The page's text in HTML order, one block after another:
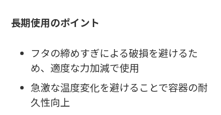
長期使用のポイント
フタの締めすぎによる破損を避けるた
め、適度な力加減で使用
急激な温度変化を避けることで容器の耐
久性向上